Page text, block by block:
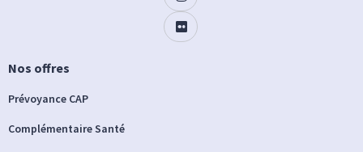
Nos offres
Prévoyance CAP
Complémentaire Santé